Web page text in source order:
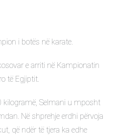
i botës në karate.
e arriti në Kampionatin
të Egjiptit.
kilogramë, Selmani u mposht
Në shprehje erdhi përvoja
që ndër të tjera ka edhe